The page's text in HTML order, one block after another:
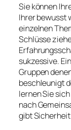
Sie können
Ihrer bewusst
einzelnen
Schlüsse
sukzessive.
Gruppen
beschleunigt
lernen Sie
nach
gibt